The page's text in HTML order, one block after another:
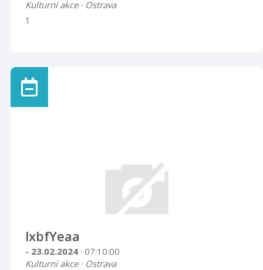
Kulturní akce · Ostrava
1
lxbfYeaa
- 23.02.2024 · 07:10:00
Kulturní akce · Ostrava